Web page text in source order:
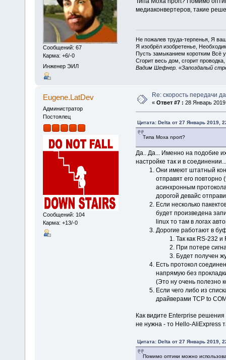
Сообщений: 67
Карма: +6/-0
Инженер ЭИЛ
медиаконвертеров, такие
Не пожалев труда-терпенья, Я
Я изобрёл изобретенье,
Пусть замыканием коротким Всё
Сгорит весь дом, сгорит
Вадим Шефнер. «Запоздалый
Eugene.LatDev
Администратор
Постоялец
Сообщений: 104
Карма: +13/-0
Re: скорость передачи
« Ответ #7 : 28 Январь
Цитата: Delta от 27 Январь 2019,
Типа Moxa nport?
Да.. Да... Именно на подобие
настройке так и в соединении...
Они имеют штатный
отправят его повторно
асинхронным
дорогой девайс
Если несколько
будет произведена
linux то там в логах
Дорогие работают в
Так как RS-232
При потере
Будет получен
Есть протокол
напрямую без
(Это ну очень полезно
Если чего либо из
драйверами TCP to
Как видите Enterprise
не нужна - то Hello-AliExpress
Цитата: Delta от 27 Январь 2019,
Помимо оптики можно